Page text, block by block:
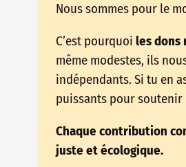
Nous sommes pour le
C’est pourquoi les dons
même modestes, ils
indépendants. Si tu en
puissants pour soutenir
Chaque contribution
juste et écologique.